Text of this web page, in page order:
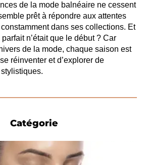
de la mode balnéaire ne cessent
prêt à répondre aux attentes
dans ses collections. Et
n’était que le début ? Car
de la mode, chaque saison est
réinventer et d’explorer de
Catégorie